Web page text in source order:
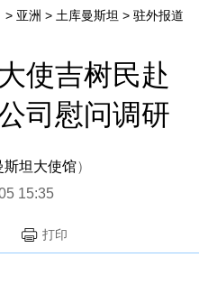
> 亚洲 > 土库曼斯坦 > 驻外报道
使吉树民赴
司慰问调研
斯坦大使馆）
15:35
打印